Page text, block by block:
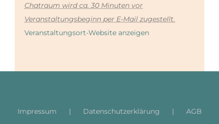
Chatraum wird ca. 30 Minuten vor
Veranstaltungsbeginn per E-Mail zugestellt.
Veranstaltungsort-Website anzeigen
Impressum Datenschutzerklärung AGB